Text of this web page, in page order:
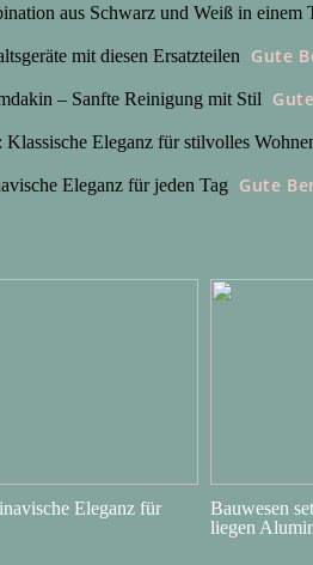
aus Schwarz und Weiß in einem
mit diesen Ersatzteilen Gute
– Sanfte Reinigung mit Stil
Eleganz für stilvolles
Eleganz für jeden Tag Gute
Eleganz für
Bauwesen
liegen